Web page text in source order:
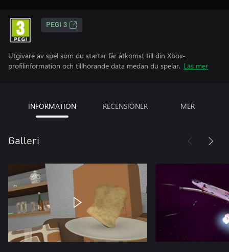
PEGI 3
Utgivare av spel som du startar får åtkomst till din Xbox-
profilinformation och tillhörande data medan du spelar. Läs mer
INFORMATION RECENSIONER MER
Galleri